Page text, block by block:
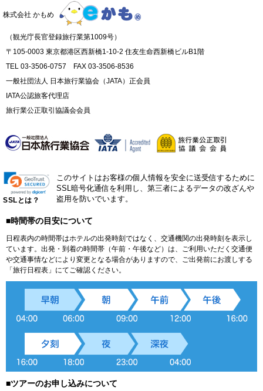
株式会社 かもめ
（観光庁長官登録旅行業第1009号）
〒105-0003 東京都港区西新橋1-10-2 住友生命西新橋ビルB1階
TEL 03-3506-0757 FAX 03-3506-8536
一般社団法人 日本旅行業協会（JATA）正会員
IATA公認旅客代理店
旅行業公正取引協議会会員
SSLとは？
このサイトはお客様の個人情報を安全に送受信するために
SSL暗号化通信を利用し、第三者によるデータの改ざんや
盗用を防いでいます。
■時間帯の目安について
日程表内の時間帯はホテルの出発時刻ではなく、交通機関の出発時刻を表示し
ています。出発・到着の時間帯（午前・午後など）は、ご利用いただく交通便
や交通事情などにより変更となる場合がありますので、ご出発前にお渡しする
「旅行日程表」にてご確認ください。
■ツアーのお申し込みについて